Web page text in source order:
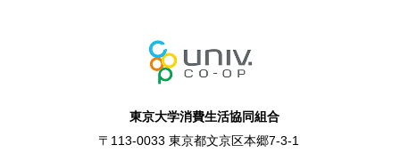
東京大学消費生活協同組合
〒113-0033 東京都文京区本郷7-3-1